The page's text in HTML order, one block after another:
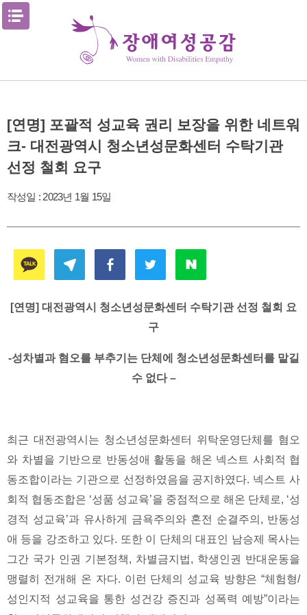
Skip
[연명] 포괄적 성교육 권리 보장을 위한 네트워
크- 대전광역시 청소년성문화센터 수탁기관
선정 철회 요구
작성일 : 2023년 1월 15일
[연명] 대전광역시 청소년성문화센터 수탁기관 선정 철회 요
구
-성차별과 혐오를 부추기는 단체에 청소년성문화센터를 맡길
수 없다 –
최근 대전광역시는 청소년성문화센터 위탁운영단체를 혐오
와 차별을 기반으로 반동성애 활동을 해온 넥스트 사회적 협
동조합이라는 기관으로 선정하였음을 공지하였다. 넥스트 사
회적 협동조합은 ‘성품 성교육’을 중점적으로 해온 단체로, ‘성
경적 성교육’과 유사하게 금욕주의와 혼전 순결주의, 반동성
애 등을 강조하고 있다. 또한 이 단체의 대표인 남승제 목사는
그간 국가 인권 기본정책, 차별금지법, 학생인권 반대운동을
맹렬히 전개해 온 자다. 이런 단체의 성교육 방향은 “체험형/
성인지적 성교육을 통한 성건강 증진과 성폭력 예방”이라는